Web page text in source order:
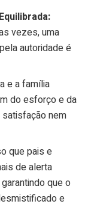
vezes, uma
autoridade é
e a família
do esforço e da
nem
que pais e
de alerta
que o
e